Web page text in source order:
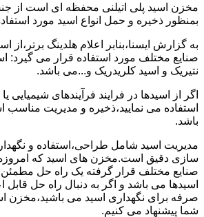
مخزن اسید پلی اتیلنی محفظه ای است از
بمنظور ذخیره و حمل انواع اسید مورد
به گزارش ایسنا،بنابر اعلام هلدینگ برتر،از
صنایع مختلف مورد استفاده قرار می گیرد:
نتیریک و اسید کلریدریک و...می باشد.
اگر از اسیدها در فرایند فرآیندهای شیمیایی
استفاده می نمایید،ذخیره و مدیریت مناسب
باشد.
مدیریت اسید شامل طراحی،استفاده و
سازی دقیق است.مخزن های اسید که
صنایع مختلف قرار گرفته یک راه حل مطمئن
اسیدها می باشد و اگر به دنبال راه حل قابل
صرفه برای نگهداری اسید می باشید،مخزن
شما پیشنهاد می کنیم.